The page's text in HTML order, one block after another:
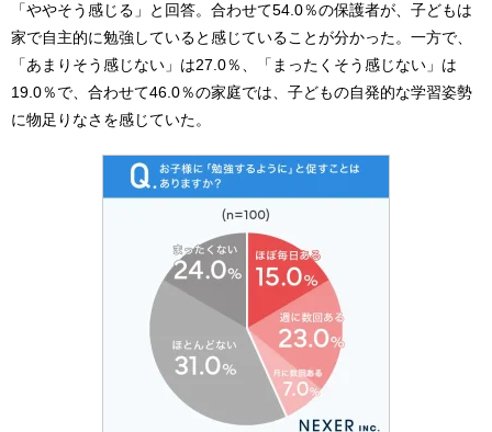
「ややそう感じる」と回答。合わせて54.0％の保護者が、子どもは
家で自主的に勉強していると感じていることが分かった。一方で、
「あまりそう感じない」は27.0％、「まったくそう感じない」は
19.0％で、合わせて46.0％の家庭では、子どもの自発的な学習姿勢
に物足りなさを感じていた。